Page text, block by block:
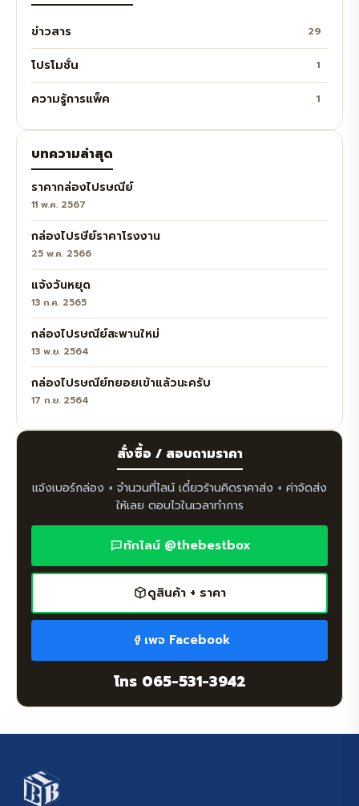
ข่าวสาร 29
โปรโมชั่น 1
ความรู้การแพ็ค 1
บทความล่าสุด
ราคากล่องไปรษณีย์
11 พ.ค. 2567
กล่องไปรษีย์ราคาโรงงาน
25 พ.ค. 2566
แจ้งวันหยุด
13 ก.ค. 2565
กล่องไปรษณีย์สะพานใหม่
13 พ.ย. 2564
กล่องไปรษณีย์ทยอยเข้าแล้วนะครับ
17 ก.ย. 2564
สั่งซื้อ / สอบถามราคา
แจ้งเบอร์กล่อง + จำนวนที่ไลน์ เดี๋ยวร้านคิดราคาส่ง + ค่าจัดส่ง
ให้เลย ตอบไวในเวลาทำการ
ทักไลน์ @thebestbox
ดูสินค้า + ราคา
เพจ Facebook
โทร 065-531-3942